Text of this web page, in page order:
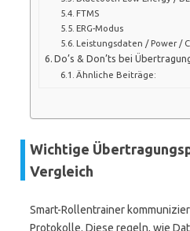
FTMS
ERG-Modus
Leistungsdaten / Power /
Do’s & Don’ts bei
Ähnliche Beiträge:
Wichtige
Vergleich
Smart-Rollentrainer
Protokolle. Diese regeln, wie